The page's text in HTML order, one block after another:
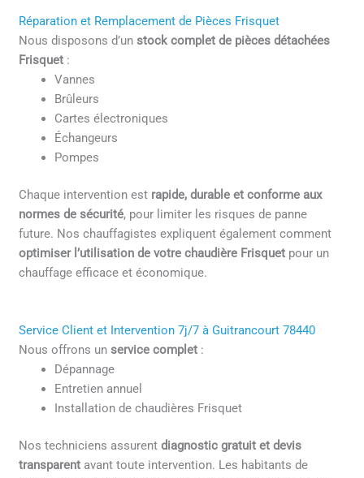
Réparation et Remplacement de Pièces Frisquet
Nous disposons d’unstock complet de pièces détachées
Frisquet :
Vannes
Brûleurs
Cartes électroniques
Échangeurs
Pompes
Chaque intervention est rapide, durable et conforme aux
normes de sécurité, pour limiter les risques de panne
future. Nos chauffagistes expliquent également comment
optimiser l’utilisation de votre chaudière Frisquet pour un
chauffage efficace et économique.
Service Client et Intervention 7j/7 à Guitrancourt 78440
Nous offrons unservice complet :
Dépannage
Entretien annuel
Installation de chaudières Frisquet
Nos techniciens assurentdiagnostic gratuit et devis
transparent avant toute intervention. Les habitants de